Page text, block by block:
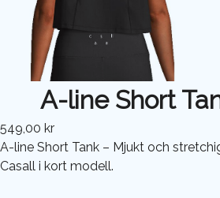
A-line Short
549,00 kr
A-line Short Tank – Mjukt och
Casall i kort modell.